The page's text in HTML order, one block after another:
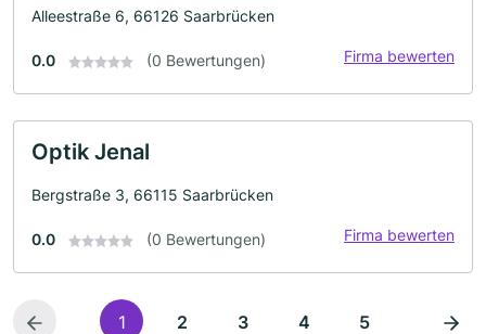
Alleestraße 6, 66126 Saarbrücken
0.0 (0 Bewertungen) Firma bewerten
Optik Jenal
Bergstraße 3, 66115 Saarbrücken
0.0 (0 Bewertungen) Firma bewerten
1 2 3 4 5